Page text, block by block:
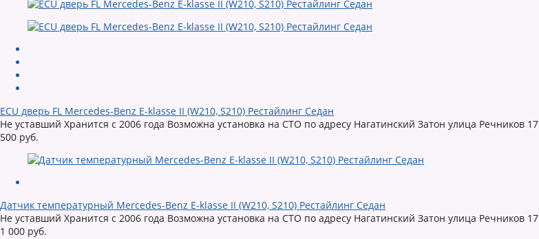
ECU дверь FL Mercedes-Benz E-klasse II (W210, S210) Рестайлинг Седан
Не уставший Хранится с 2006 года Возможна установка на СТО по адресу Нагатинский Затон улица Речников 17
500 руб.
Датчик температурный Mercedes-Benz E-klasse II (W210, S210) Рестайлинг Седан
Не уставший Хранится с 2006 года Возможна установка на СТО по адресу Нагатинский Затон улица Речников 17
1 000 руб.